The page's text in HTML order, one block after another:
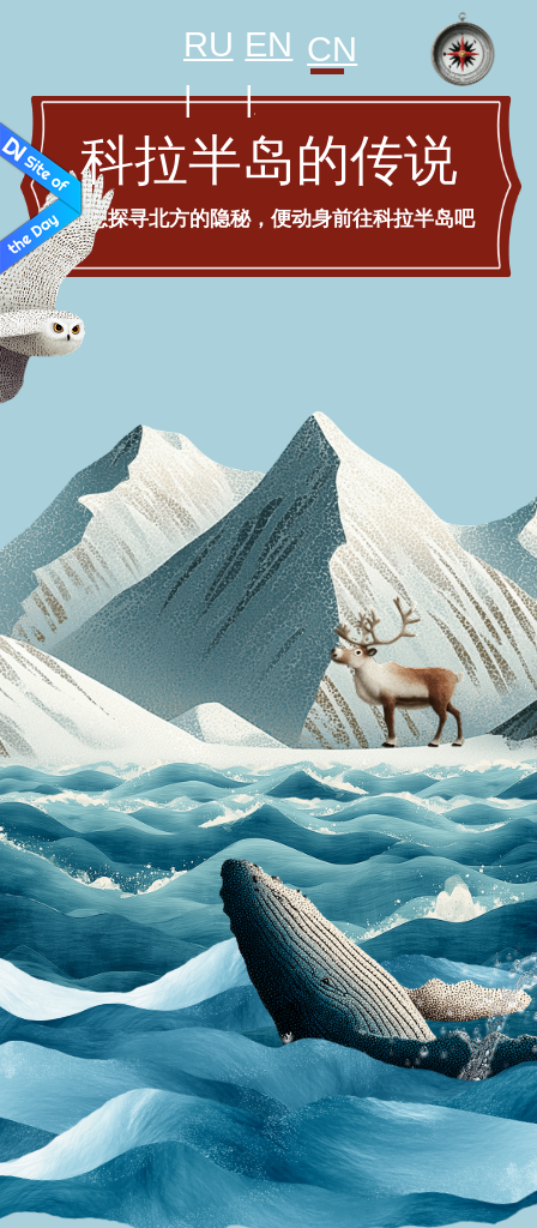
科拉半岛的传说
若想探寻北方的隐秘，便动身前往科拉半岛吧
科拉半岛 —— 俄罗斯北部地区，位于摩尔
曼斯克州，几乎全境坐落于北极圈内，濒临
巴伦支海和白海。这片土地气候严酷，遍布
苔原与希比内山脉，自古以来便是萨米人和
波莫尔人的家园，后来在此兴建了重要港口
城市摩尔曼斯克。
那里北方开始的
地方
在那片土地上，
岩石铭记着巨人，
大海则深藏着那些最
密……
CN
EN